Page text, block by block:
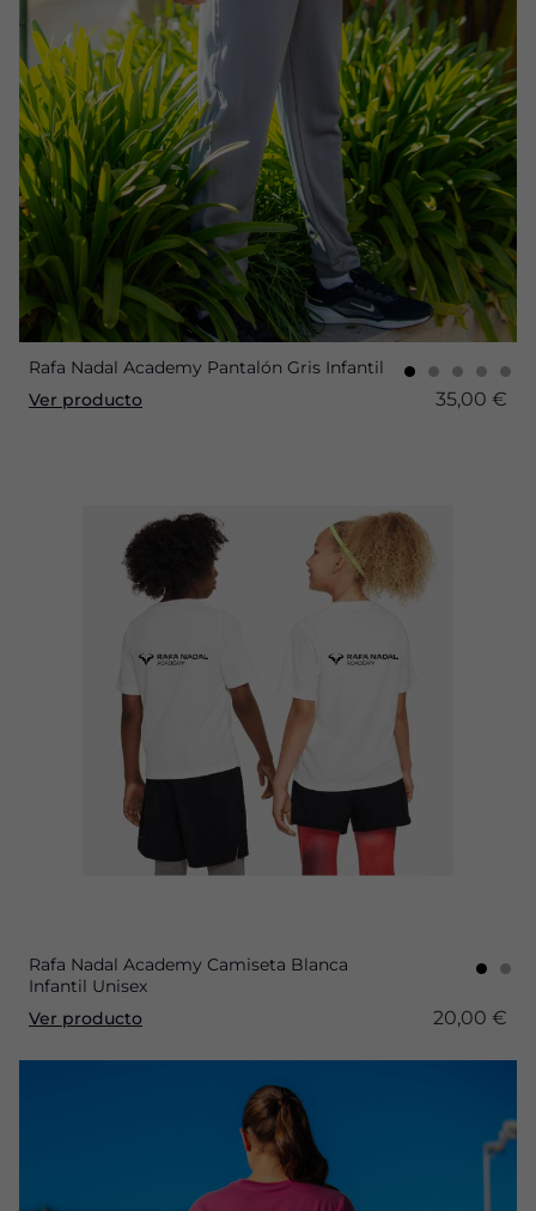
Rafa Nadal Academy Pantalón Gris Infantil
Ver producto
35,00 €
Rafa Nadal Academy Camiseta Blanca
Infantil Unisex
Ver producto
20,00 €